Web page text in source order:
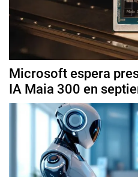
Microsoft espera
IA Maia 300 en